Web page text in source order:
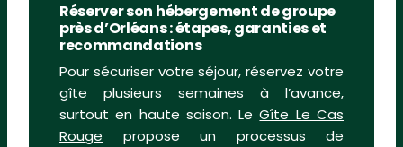
Réserver son hébergement de groupe
près d’Orléans : étapes, garanties et
recommandations
Pour sécuriser votre séjour, réservez votre
gîte plusieurs semaines à l’avance,
surtout en haute saison. LeGîte Le Cas
Rouge propose un processus de